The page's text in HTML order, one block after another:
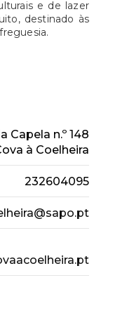
e de lazer
destinado às
Capela n.º 148
à Coelheira
232604095